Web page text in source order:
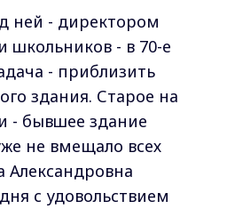
ней - директором
школьников - в 70-е
- приблизить
здания. Старое на
- бывшее здание
не вмещало всех
Александровна
с удовольствием